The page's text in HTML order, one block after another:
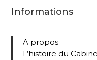
Informations
A propos
L’histoire du